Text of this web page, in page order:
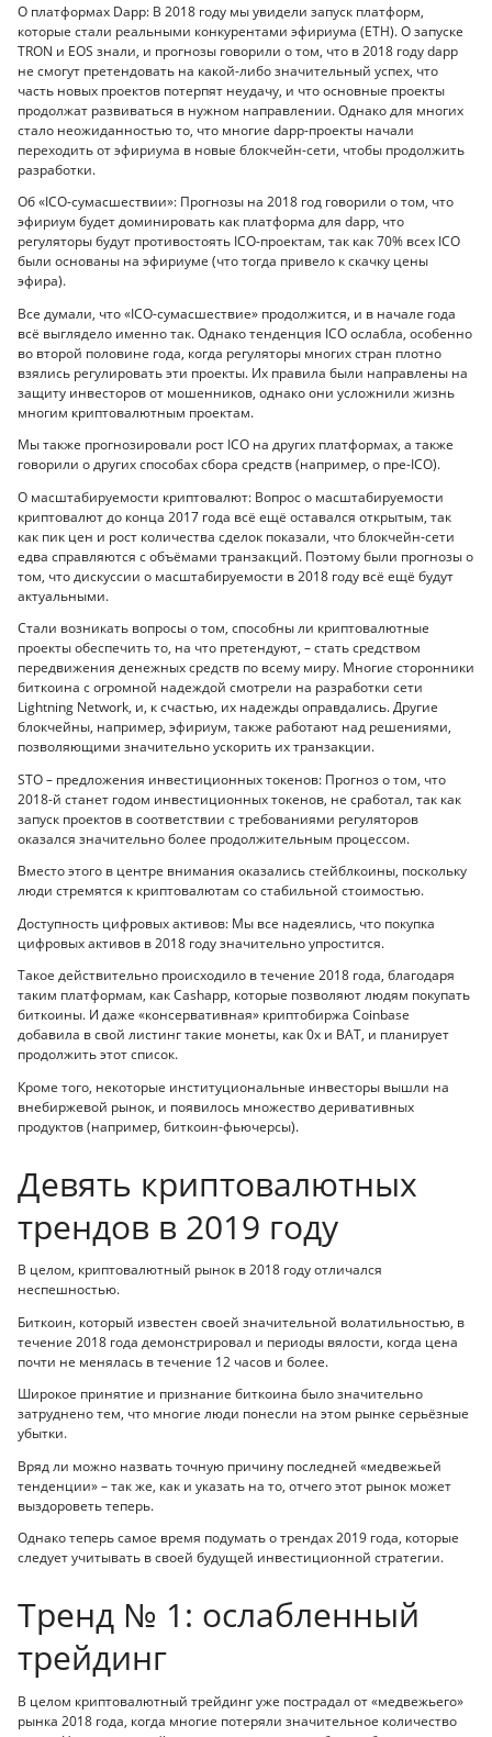
О платформах Dapp: В 2018 году мы увидели запуск платформ,
которые стали реальными конкурентами эфириума (ETH). О запуске
TRON и EOS знали, и прогнозы говорили о том, что в 2018 году dapp
не смогут претендовать на какой-либо значительный успех, что
часть новых проектов потерпят неудачу, и что основные проекты
продолжат развиваться в нужном направлении. Однако для многих
стало неожиданностью то, что многие dapp-проекты начали
переходить от эфириума в новые блокчейн-сети, чтобы продолжить
разработки.
Об «ICO-сумасшествии»: Прогнозы на 2018 год говорили о том, что
эфириум будет доминировать как платформа для dapp, что
регуляторы будут противостоять ICO-проектам, так как 70% всех ICO
были основаны на эфириуме (что тогда привело к скачку цены
эфира).
Все думали, что «ICO-сумасшествие» продолжится, и в начале года
всё выглядело именно так. Однако тенденция ICO ослабла, особенно
во второй половине года, когда регуляторы многих стран плотно
взялись регулировать эти проекты. Их правила были направлены на
защиту инвесторов от мошенников, однако они усложнили жизнь
многим криптовалютным проектам.
Мы также прогнозировали рост ICO на других платформах, а также
говорили о других способах сбора средств (например, о пре-ICO).
О масштабируемости криптовалют: Вопрос о масштабируемости
криптовалют до конца 2017 года всё ещё оставался открытым, так
как пик цен и рост количества сделок показали, что блокчейн-сети
едва справляются с объёмами транзакций. Поэтому были прогнозы о
том, что дискуссии о масштабируемости в 2018 году всё ещё будут
актуальными.
Стали возникать вопросы о том, способны ли криптовалютные
проекты обеспечить то, на что претендуют, – стать средством
передвижения денежных средств по всему миру. Многие сторонники
биткоина с огромной надеждой смотрели на разработки сети
Lightning Network, и, к счастью, их надежды оправдались. Другие
блокчейны, например, эфириум, также работают над решениями,
позволяющими значительно ускорить их транзакции.
STO – предложения инвестиционных токенов: Прогноз о том, что
2018-й станет годом инвестиционных токенов, не сработал, так как
запуск проектов в соответствии с требованиями регуляторов
оказался значительно более продолжительным процессом.
Вместо этого в центре внимания оказались стейблкоины, поскольку
люди стремятся к криптовалютам со стабильной стоимостью.
Доступность цифровых активов: Мы все надеялись, что покупка
цифровых активов в 2018 году значительно упростится.
Такое действительно происходило в течение 2018 года, благодаря
таким платформам, как Cashapp, которые позволяют людям покупать
биткоины. И даже «консервативная» криптобиржа Coinbase
добавила в свой листинг такие монеты, как 0x и BAT, и планирует
продолжить этот список.
Кроме того, некоторые институциональные инвесторы вышли на
внебиржевой рынок, и появилось множество деривативных
продуктов (например, биткоин-фьючерсы).
Девять криптовалютных
трендов в 2019 году
В целом, криптовалютный рынок в 2018 году отличался
неспешностью.
Биткоин, который известен своей значительной волатильностью, в
течение 2018 года демонстрировал и периоды вялости, когда цена
почти не менялась в течение 12 часов и более.
Широкое принятие и признание биткоина было значительно
затруднено тем, что многие люди понесли на этом рынке серьёзные
убытки.
Вряд ли можно назвать точную причину последней «медвежьей
тенденции» – так же, как и указать на то, отчего этот рынок может
выздороветь теперь.
Однако теперь самое время подумать о трендах 2019 года, которые
следует учитывать в своей будущей инвестиционной стратегии.
Тренд № 1: ослабленный
трейдинг
В целом криптовалютный трейдинг уже пострадал от «медвежьего»
рынка 2018 года, когда многие потеряли значительное количество